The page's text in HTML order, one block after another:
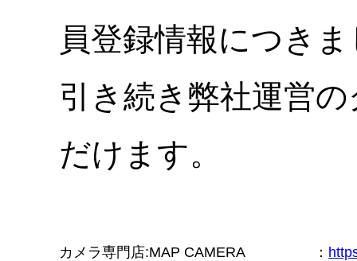
員登録情報につき
引き続き弊社運営
だけます。
カメラ専門店:MAP CAMERA ：